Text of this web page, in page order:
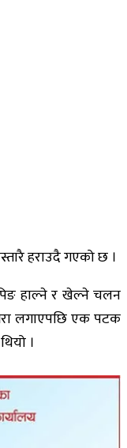
हराउदै गएको छ ।
हाल्ने र खेल्ने चलन
लगाएपछि एक पटक
।